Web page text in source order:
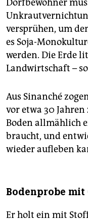
Dorfbewohner
versprühen, um
es Soja-
werden. Die Erde
Landwirtschaft –
Aus Sinanché
vor etwa 30
Boden allmählich
braucht, und
wieder aufleben
Bodenprobe mit
Er holt ein mit